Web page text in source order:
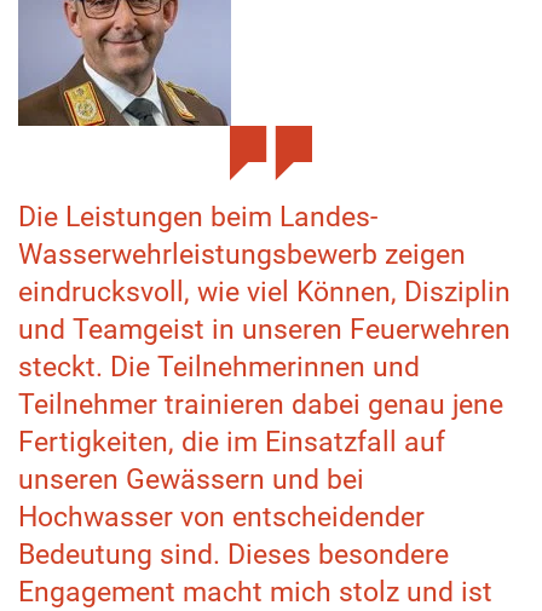
Die Leistungen beim Landes-
Wasserwehrleistungsbewerb zeigen
eindrucksvoll, wie viel Können, Disziplin
und Teamgeist in unseren Feuerwehren
steckt. Die Teilnehmerinnen und
Teilnehmer trainieren dabei genau jene
Fertigkeiten, die im Einsatzfall auf
unseren Gewässern und bei
Hochwasser von entscheidender
Bedeutung sind. Dieses besondere
Engagement macht mich stolz und ist